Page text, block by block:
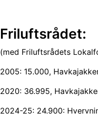
Friluftsrådet:
(med Friluftsrådets
2005: 15.000,
2020: 36.995,
2024-25: 24.900: